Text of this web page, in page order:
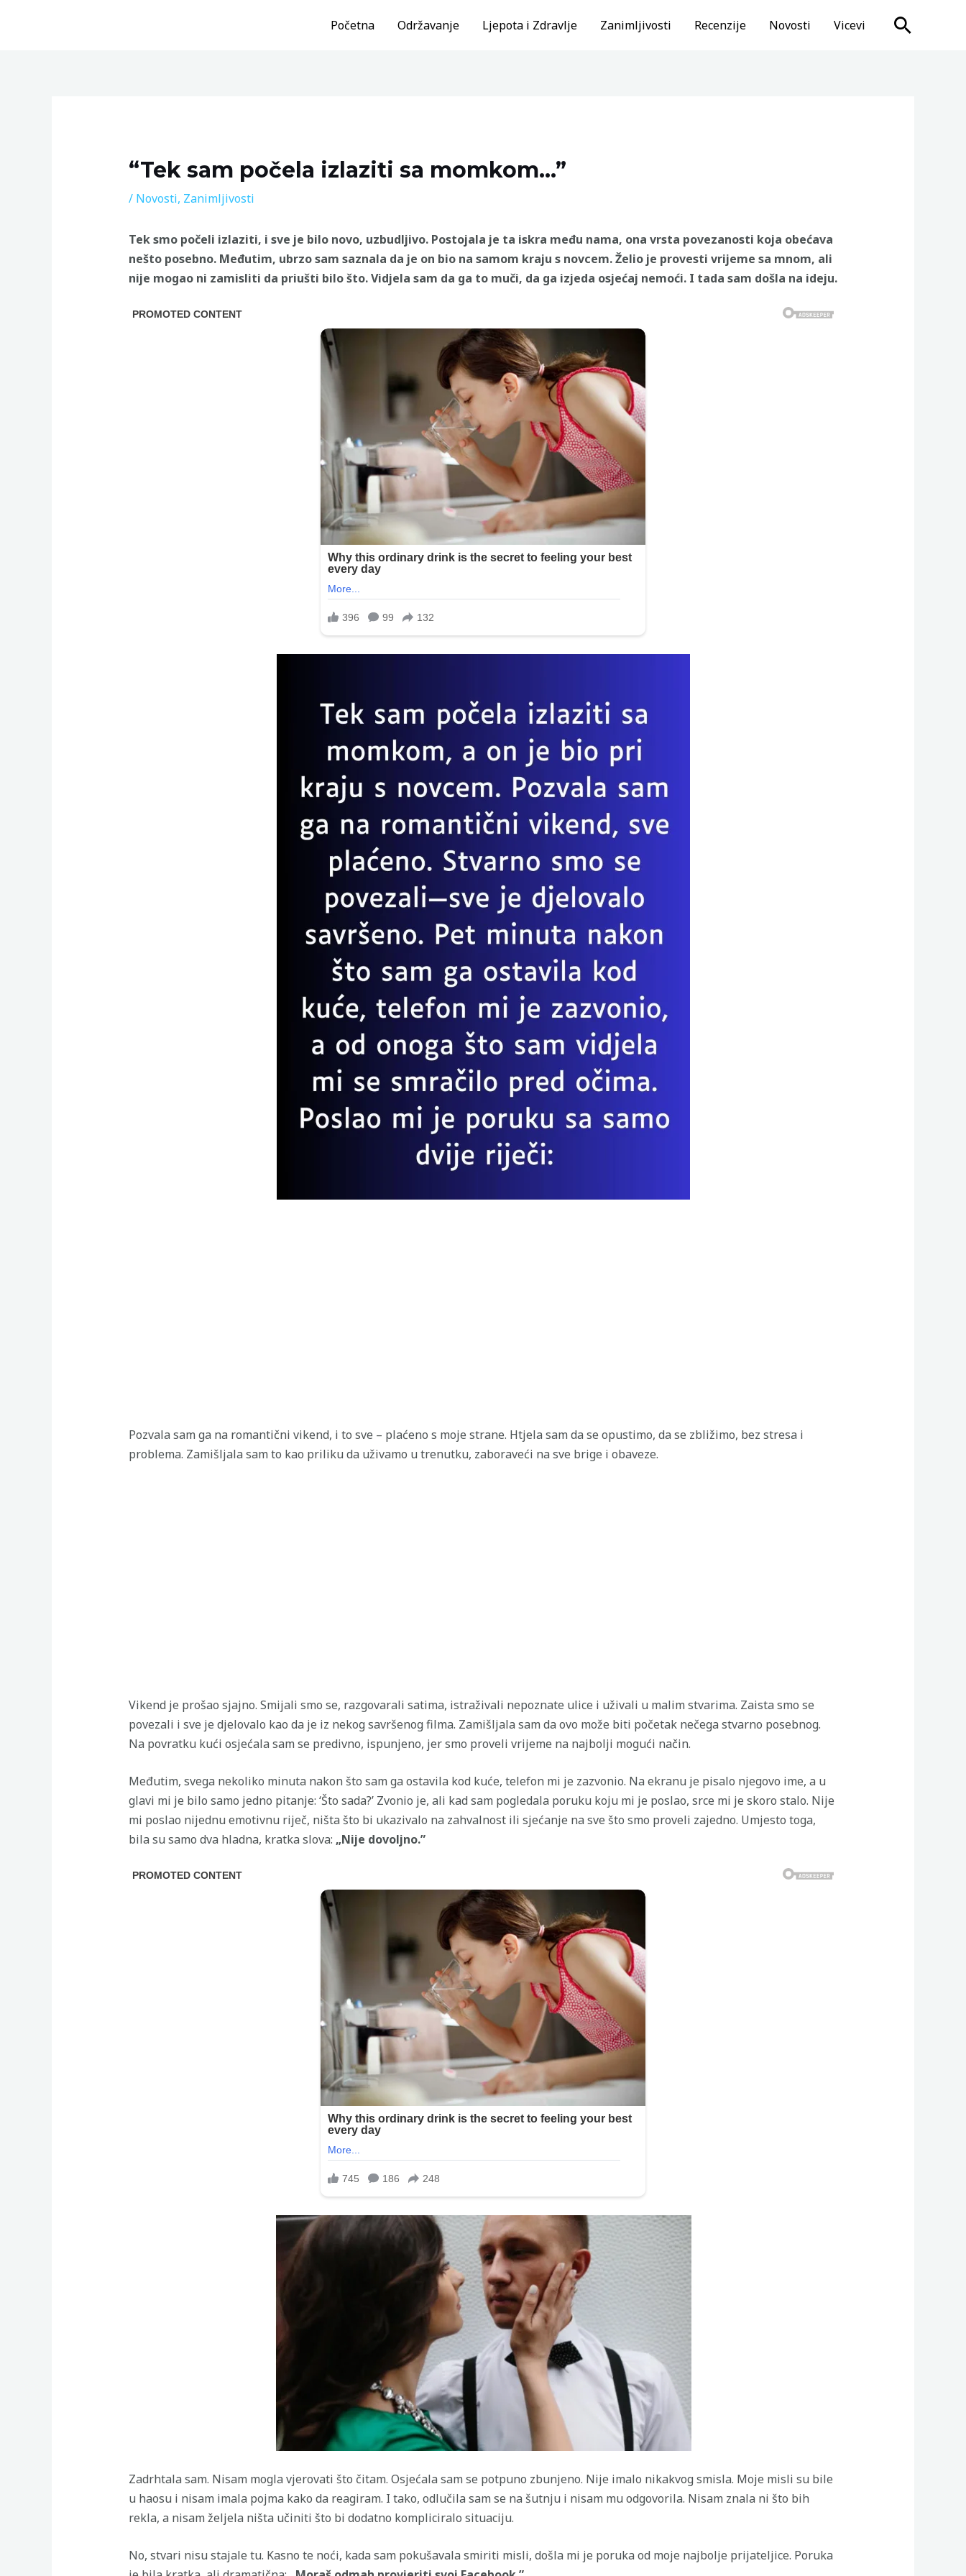
Početna Održavanje Ljepota i Zdravlje Zanimljivosti Recenzije Novosti Vicevi Search
“Tek sam počela izlaziti sa momkom…”
/ Novosti, Zanimljivosti
Tek smo počeli izlaziti, i sve je bilo novo, uzbudljivo. Postojala je ta iskra među nama, ona vrsta povezanosti koja obećava
nešto posebno. Međutim, ubrzo sam saznala da je on bio na samom kraju s novcem. Želio je provesti vrijeme sa mnom, ali
nije mogao ni zamisliti da priušti bilo što. Vidjela sam da ga to muči, da ga izjeda osjećaj nemoći. I tada sam došla na ideju.
Pozvala sam ga na romantični vikend, i to sve – plaćeno s moje strane. Htjela sam da se opustimo, da se zbližimo, bez stresa i
problema. Zamišljala sam to kao priliku da uživamo u trenutku, zaboraveći na sve brige i obaveze.
Vikend je prošao sjajno. Smijali smo se, razgovarali satima, istraživali nepoznate ulice i uživali u malim stvarima. Zaista smo se
povezali i sve je djelovalo kao da je iz nekog savršenog filma. Zamišljala sam da ovo može biti početak nečega stvarno posebnog.
Na povratku kući osjećala sam se predivno, ispunjeno, jer smo proveli vrijeme na najbolji mogući način.
Međutim, svega nekoliko minuta nakon što sam ga ostavila kod kuće, telefon mi je zazvonio. Na ekranu je pisalo njegovo ime, a u
glavi mi je bilo samo jedno pitanje: ‘Što sada?’ Zvonio je, ali kad sam pogledala poruku koju mi je poslao, srce mi je skoro stalo. Nije
mi poslao nijednu emotivnu riječ, ništa što bi ukazivalo na zahvalnost ili sjećanje na sve što smo proveli zajedno. Umjesto toga,
bila su samo dva hladna, kratka slova: „Nije dovoljno.”
Zadrhtala sam. Nisam mogla vjerovati što čitam. Osjećala sam se potpuno zbunjeno. Nije imalo nikakvog smisla. Moje misli su bile
u haosu i nisam imala pojma kako da reagiram. I tako, odlučila sam se na šutnju i nisam mu odgovorila. Nisam znala ni što bih
rekla, a nisam željela ništa učiniti što bi dodatno kompliciralo situaciju.
No, stvari nisu stajale tu. Kasno te noći, kada sam pokušavala smiriti misli, došla mi je poruka od moje najbolje prijateljice. Poruka